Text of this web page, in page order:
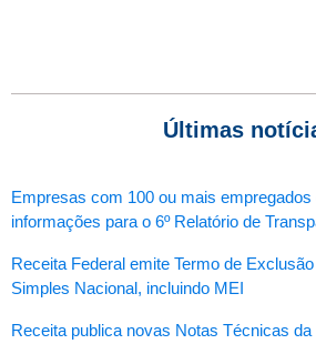
Últimas
Empresas com 100 ou mais
informações para o 6º Relatório de
Receita Federal emite Termo de
Simples Nacional, incluindo MEI
Receita publica novas Notas Técnicas